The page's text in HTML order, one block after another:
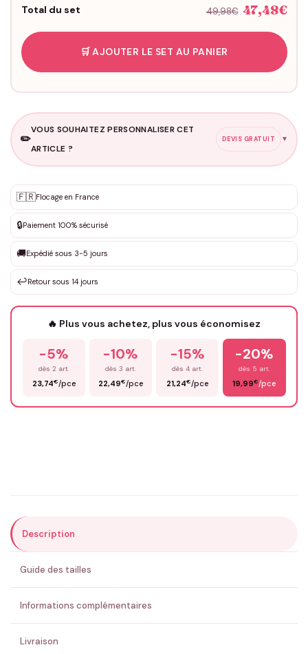
Total du set 49,98€ 47,48€
🛒 AJOUTER LE SET AU PANIER
✏️
VOUS SOUHAITEZ PERSONNALISER CET
ARTICLE ?
DEVIS GRATUIT ▼
✨ Personnalisation sur mesure
DEVIS GRATUIT · Personnalisation de 3 à 10€ selon la demande
Que souhaitez-vous ?*
Votre texte / idée*
Prénom*
ENVOYER MA DEMANDE ✨
💚 Retour sous 24-48h🇫🇷 Flocage en France✅ Validation avant fabrication
🇫🇷Flocage en France
🔒Paiement 100% sécurisé
🚚Expédié sous 3-5 jours
↩️Retour sous 14 jours
🔥 Plus vous achetez, plus vous économisez
-5%
dès 2 art.
23,74€/pce
-10%
dès 3 art.
22,49€/pce
-15%
dès 4 art.
21,24€/pce
-20%
dès 5 art.
19,99€/pce
Description
Guide des tailles
Informations complémentaires
Livraison